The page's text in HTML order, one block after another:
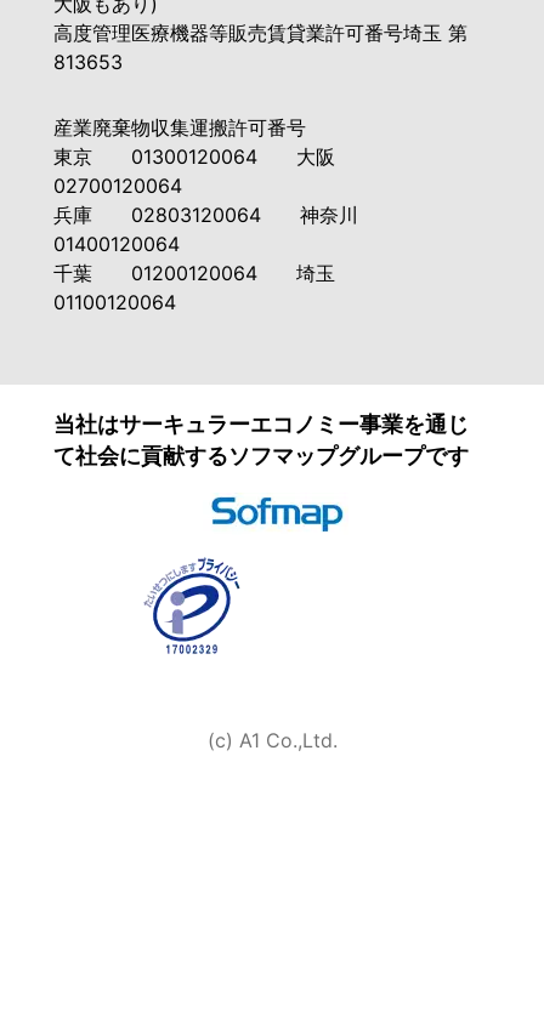
高度管理医療機器等販売賃貸業許可番号埼玉 第
813653
産業廃棄物収集運搬許可番号
東京 01300120064 大阪
02700120064
兵庫 02803120064 神奈川
01400120064
千葉 01200120064 埼玉
01100120064
当社はサーキュラーエコノミー事業を通じ
て社会に貢献するソフマップグループです
(c) A1 Co.,Ltd.